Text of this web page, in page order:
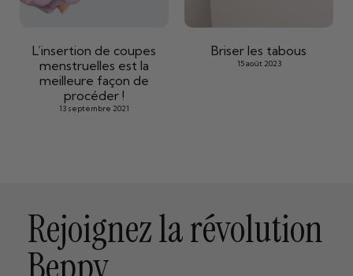
L’insertion de coupes
menstruelles est la
meilleure façon de
procéder !
13 septembre 2021
Briser les tabous
15 août 2023
Rejoignez la révolution